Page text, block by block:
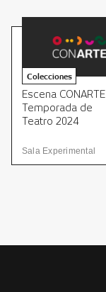
Colecciones
Escena CONARTE
Temporada de
Teatro 2024
Sala Experimental